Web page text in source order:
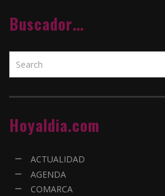
Buscador…
Hoyaldia.com
ACTUALIDAD
AGENDA
COMARCA